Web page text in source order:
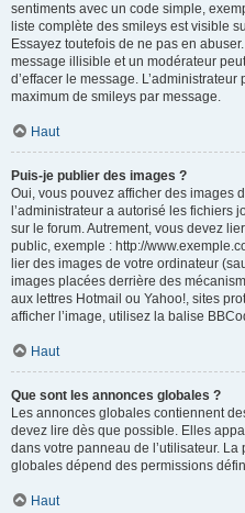
sentiments avec un code simple,
liste complète des smileys est visible
Essayez toutefois de ne pas en
message illisible et un modérateur
d’effacer le message.
maximum de smileys par message.
Haut
Puis-je publier des images ?
Oui, vous pouvez afficher des images
l’administrateur a autorisé les fichiers
sur le forum. Autrement, vous devez
public, exemple : http://
lier des images de votre ordinateur
images placées derrière des
aux lettres Hotmail ou Yahoo!, sites
afficher l’image, utilisez la balise
Haut
Que sont les annonces globales ?
Les annonces globales contiennent
devez lire dès que possible. Elles
dans votre panneau de l’utilisateur.
globales dépend des permissions
Haut